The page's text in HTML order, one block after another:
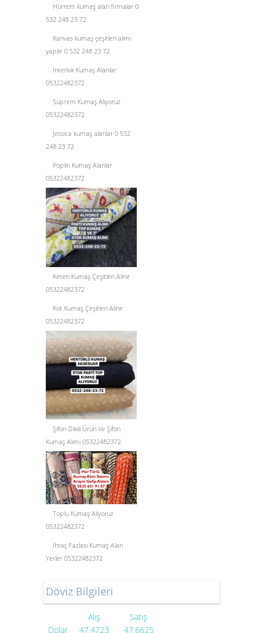
Hürrem kumaş alan firmalar 0
532 248 23 72
Kanvas kumaş çeşitleri alımı
yapılır 0 532 248 23 72
İnterlok Kumaş Alanlar
05322482372
Süprem Kumaş Alıyoruz
05322482372
Jessica kumaş alanlar 0 532
248 23 72
Poplin Kumaş Alanlar
05322482372
Keten Kumaş Çeşitleri Alınır
05322482372
Kot Kumaş Çeşitleri Alınır
05322482372
Şifon Dikili Ürün Ve Şifon
Kumaş Alımı 05322482372
Toplu Kumaş Alıyoruz
05322482372
İhraç Fazlası Kumaş Alan
Yerler 05322482372
Döviz Bilgileri
Alış
Satış
Dolar
47.4723 47.6625